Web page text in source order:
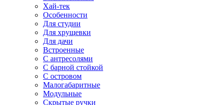
Хай-тек
Особенности
Для студии
Для хрущевки
Для дачи
Встроенные
С антресолями
С барной стойкой
С островом
Малогабаритные
Модульные
Скрытые ручки